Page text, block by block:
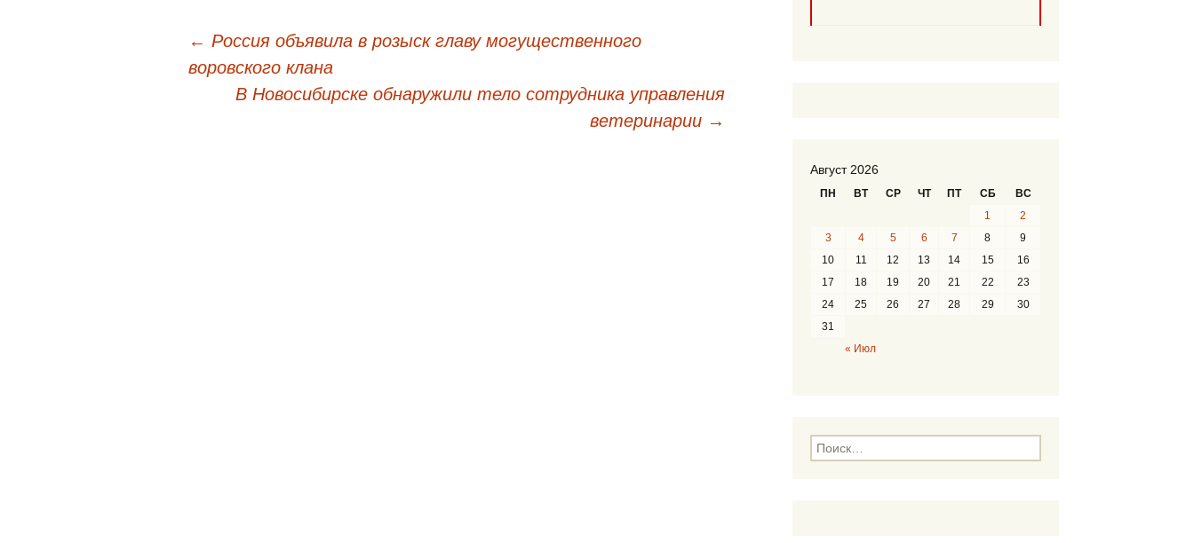
← Россия объявила в розыск главу могущественного
воровского клана
В Новосибирске обнаружили тело сотрудника управления
ветеринарии →
Август 2026
ПН ВТ СР ЧТ ПТ СБ ВС
« Июл
1
2
3
4 5 6 7 8
9
10
11 12 13 14 15
16
17
18 19 20 21 22
23
24
25 26 27 28 29
30
31
Н
а